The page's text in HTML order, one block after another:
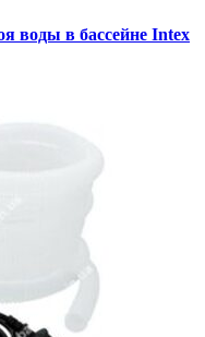
воды в бассейне Intex